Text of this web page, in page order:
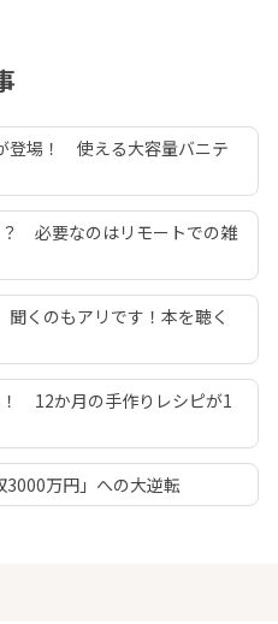
登場！ 使える大容量バニテ
必要なのはリモートでの雑
くのもアリです！本を聴く
！ 12か月の手作りレシピが1
万円」への大逆転